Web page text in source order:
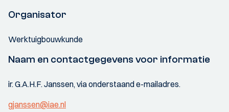
Organisator
Werktuigbouwkunde
Naam en contactgegevens voor informatie
ir. G.A.H.F. Janssen, via onderstaand e-mailadres.
gjanssen@iae.nl